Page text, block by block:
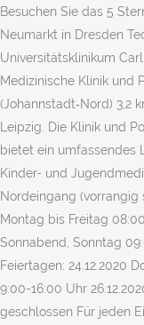
Besuchen Sie das 5
Neumarkt in Dresden
Universitätsklinikum
Medizinische Klinik und
(Johannstadt‑Nord) 3,2
Leipzig. Die Klinik und
bietet ein umfassendes
Kinder- und
Nordeingang
Montag bis Freitag
Sonnabend, Sonntag
Feiertagen: 24.12.2020
9:00-16:00 Uhr
geschlossen Für jeden